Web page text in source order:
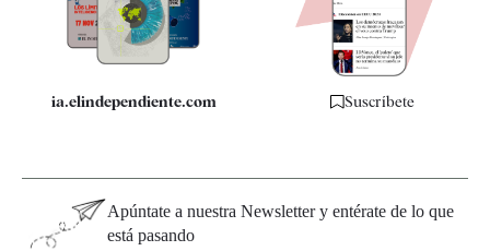
Especificaciones
ia.elindependiente.com Suscríbete
Apúntate a nuestra Newsletter y entérate de lo que
está pasando